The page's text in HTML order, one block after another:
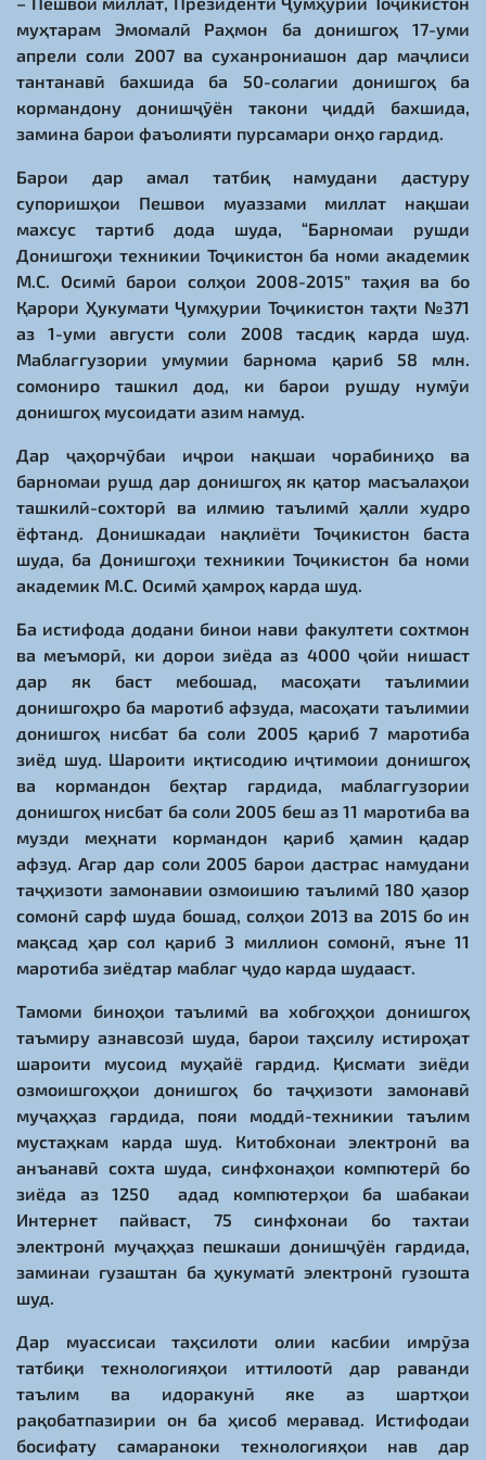
муҳтарам Эмомалӣ Раҳмон ба донишгоҳ 17-уми
апрели соли 2007 ва суханрониашон дар маҷлиси
тантанавӣ бахшида ба 50-солагии донишгоҳ ба
кормандону донишҷӯён такони ҷиддӣ бахшида,
замина барои фаъолияти пурсамари онҳо гардид.
Барои дар амал татбиқ намудани дастуру
супоришҳои Пешвои муаззами миллат нақшаи
махсус тартиб дода шуда, “Барномаи рушди
Донишгоҳи техникии Тоҷикистон ба номи академик
М.С. Осимӣ барои солҳои 2008-2015” таҳия ва бо
Қарори Ҳукумати Ҷумҳурии Тоҷикистон таҳти №371
аз 1-уми августи соли 2008 тасдиқ карда шуд.
Маблағгузории умумии барнома қариб 58 млн.
сомониро ташкил дод, ки барои рушду нумӯи
донишгоҳ мусоидати азим намуд.
Дар ҷаҳорчӯбаи иҷрои нақшаи чорабиниҳо ва
барномаи рушд дар донишгоҳ як қатор масъалаҳои
ташкилӣ-сохторӣ ва илмию таълимӣ ҳалли худро
ёфтанд. Донишкадаи нақлиёти Тоҷикистон баста
шуда, ба Донишгоҳи техникии Тоҷикистон ба номи
академик М.С. Осимӣ ҳамроҳ карда шуд.
Ба истифода додани бинои нави факултети сохтмон
ва меъморӣ, ки дорои зиёда аз 4000 ҷойи нишаст
дар як баст мебошад, масоҳати таълимии
донишгоҳро ба маротиб афзуда, масоҳати таълимии
донишгоҳ нисбат ба соли 2005 қариб 7 маротиба
зиёд шуд. Шароити иқтисодию иҷтимоии донишгоҳ
ва кормандон беҳтар гардида, маблағгузории
донишгоҳ нисбат ба соли 2005 беш аз 11 маротиба ва
музди меҳнати кормандон қариб ҳамин қадар
афзуд. Агар дар соли 2005 барои дастрас намудани
таҷҳизоти замонавии озмоишию таълимӣ 180 ҳазор
сомонӣ сарф шуда бошад, солҳои 2013 ва 2015 бо ин
мақсад ҳар сол қариб 3 миллион сомонӣ, яъне 11
маротиба зиёдтар маблағ ҷудо карда шудааст.
Тамоми биноҳои таълимӣ ва хобгоҳҳои донишгоҳ
таъмиру азнавсозӣ шуда, барои таҳсилу истироҳат
шароити мусоид муҳайё гардид. Қисмати зиёди
озмоишгоҳҳои донишгоҳ бо таҷҳизоти замонавӣ
муҷаҳҳаз гардида, пояи моддӣ-техникии таълим
мустаҳкам карда шуд. Китобхонаи электронӣ ва
анъанавӣ сохта шуда, синфхонаҳои компютерӣ бо
зиёда аз 1250 адад компютерҳои ба шабакаи
Интернет пайваст, 75 синфхонаи бо тахтаи
электронӣ муҷаҳҳаз пешкаши донишҷӯён гардида,
заминаи гузаштан ба ҳукуматӣ электронӣ гузошта
шуд.
Дар муассисаи таҳсилоти олии касбии имрӯза
татбиқи технологияҳои иттилоотӣ дар раванди
таълим ва идоракунӣ яке аз шартҳои
рақобатпазирии он ба ҳисоб меравад. Истифодаи
босифату самараноки технологияҳои нав дар